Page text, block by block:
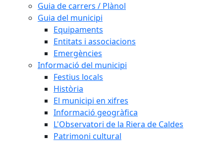
Guia de carrers / Plànol
Guia del municipi
Equipaments
Entitats i associacions
Emergències
Informació del municipi
Festius locals
Història
El municipi en xifres
Informació geogràfica
L'Observatori de la Riera de Caldes
Patrimoni cultural